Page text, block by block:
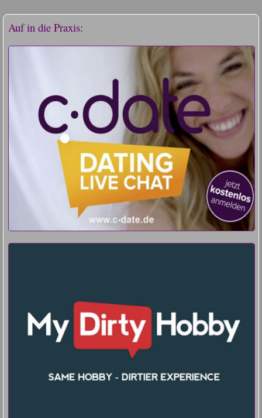
Auf in die Praxis: